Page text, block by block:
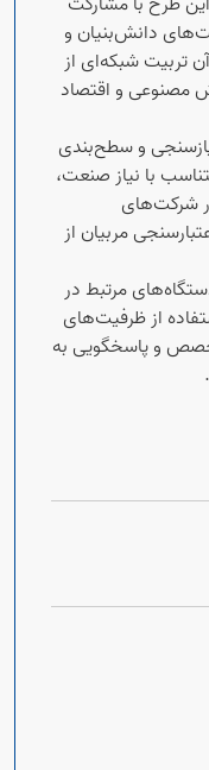
دانش‌بنیان و
شبکه‌ای از
مصنوعی و اقتصاد
و سطح‌بندی
با نیاز صنعت،
شرکت‌های
مربیان از
مرتبط در
از ظرفیت‌های
و پاسخگویی به